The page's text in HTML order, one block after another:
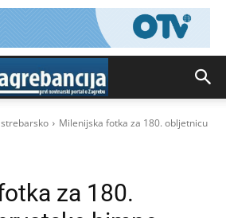
Milenijska fotka za 180. obljetnicu
za 180.